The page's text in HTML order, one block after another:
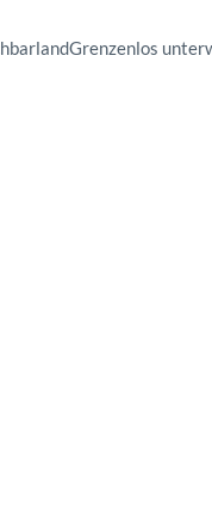
Grenzenlos